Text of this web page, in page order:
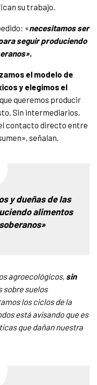
su trabajo.
«necesitamos ser
seguir produciendo
el modelo de
y elegimos el
queremos producir
Sin intermediarios,
contacto directo entre
señalan.
y dueñas de las
alimentos
agroecológicos,sin
sobre suelos
los ciclos de la
está avisando que es
que dañan nuestra